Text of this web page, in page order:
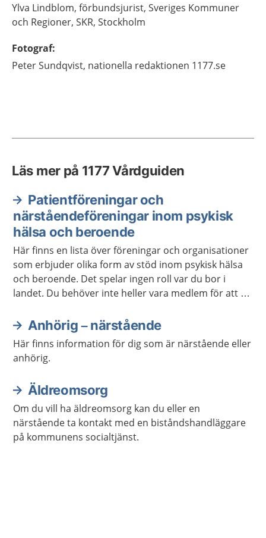
Ylva Lindblom, förbundsjurist, Sveriges Kommuner
och Regioner, SKR, Stockholm
Fotograf:
Peter Sundqvist, nationella redaktionen 1177.se
Läs mer på 1177 Vårdguiden
Patientföreningar och
närståendeföreningar inom psykisk
hälsa och beroende
Här finns en lista över föreningar och organisationer
som erbjuder olika form av stöd inom psykisk hälsa
och beroende. Det spelar ingen roll var du bor i
landet. Du behöver inte heller vara medlem för att ta
Anhörig – närstående
Här finns information för dig som är närstående eller
anhörig.
Äldreomsorg
Om du vill ha äldreomsorg kan du eller en
närstående ta kontakt med en biståndshandläggare
på kommunens socialtjänst.